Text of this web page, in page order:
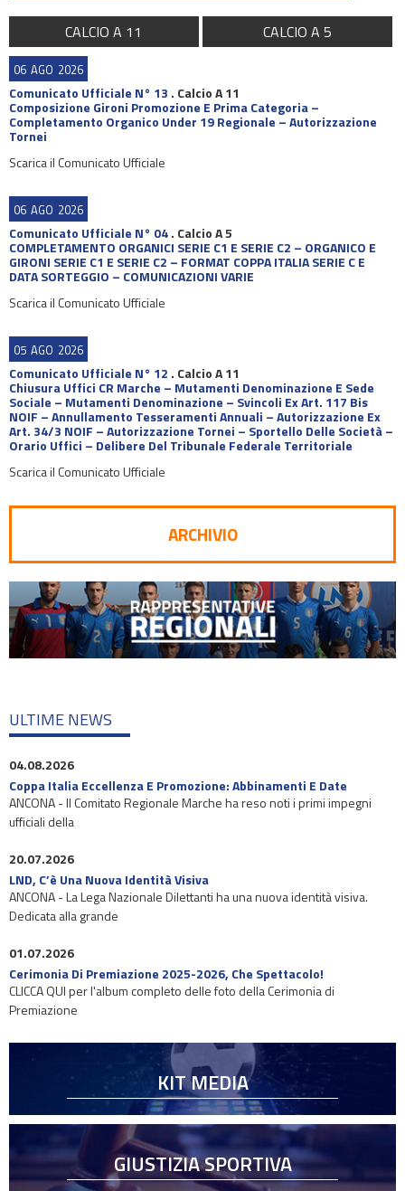
CALCIO A 11 CALCIO A 5
06 AGO 2026
Comunicato Ufficiale N° 13 . Calcio A 11
Composizione Gironi Promozione E Prima Categoria –
Completamento Organico Under 19 Regionale – Autorizzazione
Tornei
Scarica il Comunicato Ufficiale
06 AGO 2026
Comunicato Ufficiale N° 04. Calcio A 5
COMPLETAMENTO ORGANICI SERIE C1 E SERIE C2 – ORGANICO E
GIRONI SERIE C1 E SERIE C2 – FORMAT COPPA ITALIA SERIE C E
DATA SORTEGGIO – COMUNICAZIONI VARIE
Scarica il Comunicato Ufficiale
05 AGO 2026
Comunicato Ufficiale N° 12 . Calcio A 11
Chiusura Uffici CR Marche – Mutamenti Denominazione E Sede
Sociale – Mutamenti Denominazione – Svincoli Ex Art. 117 Bis
NOIF – Annullamento Tesseramenti Annuali – Autorizzazione Ex
Art. 34/3 NOIF – Autorizzazione Tornei – Sportello Delle Società –
Orario Uffici – Delibere Del Tribunale Federale Territoriale
Scarica il Comunicato Ufficiale
ARCHIVIO
ULTIME NEWS
04.08.2026
Coppa Italia Eccellenza E Promozione: Abbinamenti E Date
ANCONA - Il Comitato Regionale Marche ha reso noti i primi impegni
ufficiali della
20.07.2026
LND, C’è Una Nuova Identità Visiva
ANCONA - La Lega Nazionale Dilettanti ha una nuova identità visiva.
Dedicata alla grande
01.07.2026
Cerimonia Di Premiazione 2025-2026, Che Spettacolo!
CLICCA QUI per l'album completo delle foto della Cerimonia di
Premiazione
KIT MEDIA
GIUSTIZIA SPORTIVA